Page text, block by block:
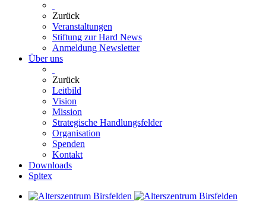
Zurück
Veranstaltungen
Stiftung zur Hard News
Anmeldung Newsletter
Über uns
Zurück
Leitbild
Vision
Mission
Strategische Handlungsfelder
Organisation
Spenden
Kontakt
Downloads
Spitex